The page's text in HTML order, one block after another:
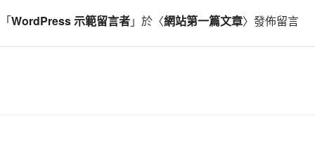
「WordPress 示範留言者」於〈網站第一篇文章〉發佈留言